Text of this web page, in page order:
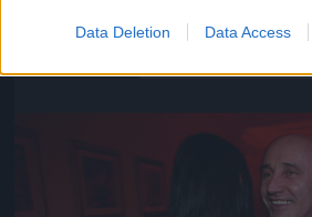
Data Deletion Data Access
Fotó: Szécsi István / Velvet
Jön még kép!